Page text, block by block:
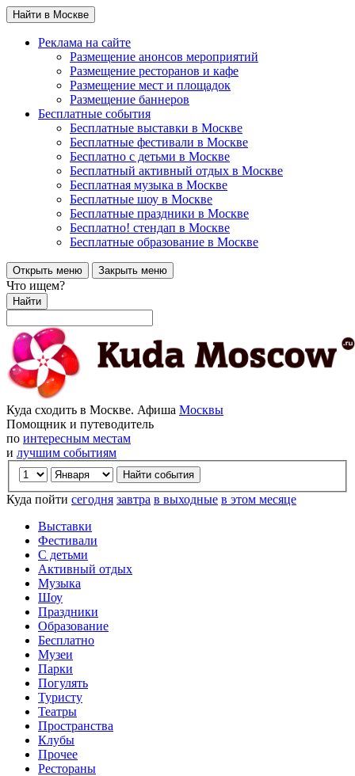
Найти в Москве
Реклама на сайте
Размещение анонсов мероприятий
Размещение ресторанов и кафе
Размещение мест и площадок
Размещение баннеров
Бесплатные события
Бесплатные выставки в Москве
Бесплатные фестивали в Москве
Бесплатно с детьми в Москве
Бесплатный активный отдых в Москве
Бесплатная музыка в Москве
Бесплатные шоу в Москве
Бесплатные праздники в Москве
Бесплатно! стендап в Москве
Бесплатные образование в Москве
Открыть меню Закрыть меню
Что ищем?
Найти
Куда сходить в Москве. Афиша Москвы
Помощник и путеводитель
по интересным местам
и лучшим событиям
Куда пойти сегодня завтра в выходные в этом месяце
Выставки
Фестивали
С детьми
Активный отдых
Музыка
Шоу
Праздники
Образование
Бесплатно
Музеи
Парки
Погулять
Туристу
Театры
Пространства
Клубы
Прочее
Рестораны